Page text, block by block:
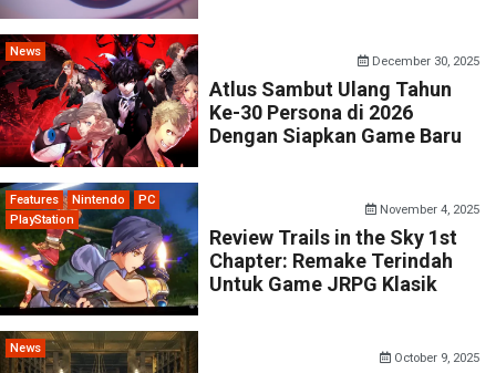
News
December 30, 2025
Atlus Sambut Ulang Tahun
Ke-30 Persona di 2026
Dengan Siapkan Game Baru
Features Nintendo
PC
PlayStation
November 4, 2025
Review Trails in the Sky 1st
Chapter: Remake Terindah
Untuk Game JRPG Klasik
News
October 9, 2025